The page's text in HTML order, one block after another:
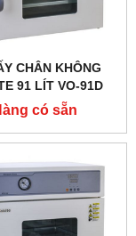
CHÂN KHÔNG
91 LÍT VO-91D
có sẵn